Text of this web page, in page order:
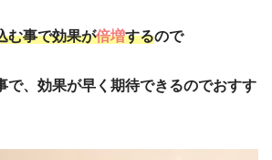
む事で効果が倍増するので
で、効果が早く期待できるのでおすす